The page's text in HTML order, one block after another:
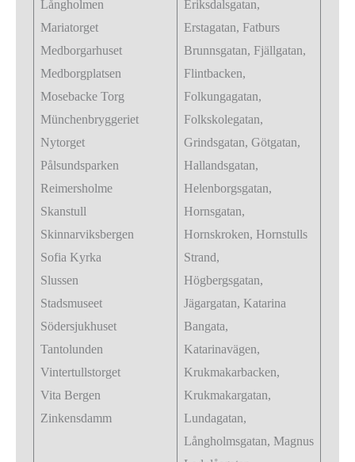
Långholmen‎
Mariatorget
Medborgarhuset
Medborgplatsen
Mosebacke Torg
Münchenbryggeriet
Nytorget
Pålsundsparken
Reimersholme
Skanstull
Skinnarviksbergen
Sofia Kyrka
Slussen
Stadsmuseet
Södersjukhuset
Tantolunden
Vintertullstorget
Vita Bergen
Zinkensdamm
Eriksdalsgatan,
Erstagatan, Fatburs
Brunnsgatan, Fjällgatan,
Flintbacken,
Folkungagatan,
Folkskolegatan,
Grindsgatan, Götgatan,
Hallandsgatan,
Helenborgsgatan,
Hornsgatan,
Hornskroken, Hornstulls
Strand,
Högbergsgatan,
Jägargatan, Katarina
Bangata,
Katarinavägen,
Krukmakarbacken,
Krukmakargatan,
Lundagatan,
Långholmsgatan, Magnus